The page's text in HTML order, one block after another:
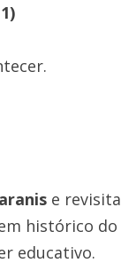
e revisita
histórico do
educativo.